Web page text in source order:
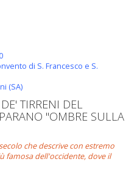
di S. Francesco e S.
(SA)
TIRRENI DEL
"OMBRE SULLA
che descrive con estremo
famosa dell'occidente, dove il